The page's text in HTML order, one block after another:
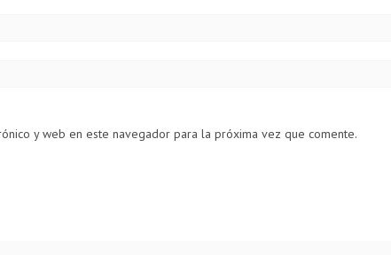
y web en este navegador para la próxima vez que comente.